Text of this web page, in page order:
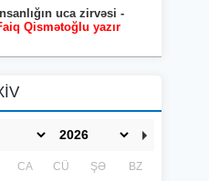
uca zirvəsi -
Qismətoğlu yazır
CA CÜ ŞƏ BZ